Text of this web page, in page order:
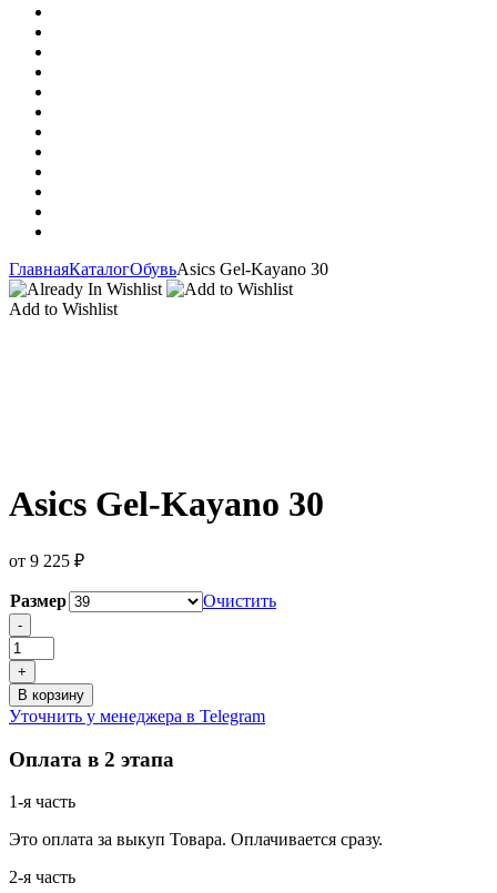
ГлавнаяКаталогОбувьAsics Gel-Kayano 30
Add to Wishlist
Asics Gel-Kayano 30
от 9 225 ₽
Размер
Очистить
Количество
товара
Asics
Gel-
Kayano
30
-
+
В корзину
Уточнить у менеджера в Telegram
Оплата в 2 этапа
1-я часть
Это оплата за выкуп Товара. Оплачивается сразу.
2-я часть